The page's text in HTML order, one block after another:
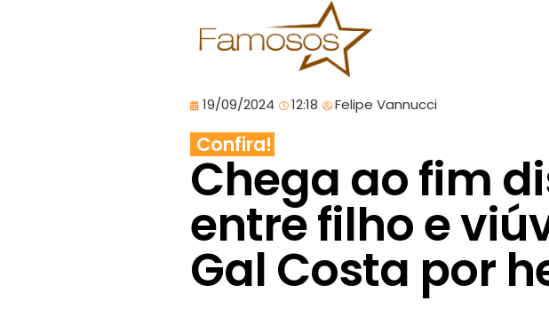
19/09/2024 12:18 Felipe Vannucci
Confira!
Chega ao fim
entre filho e
Gal Costa por